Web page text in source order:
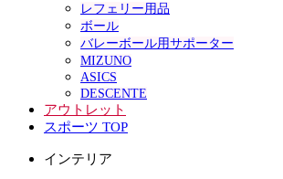
レフェリー用品
ボール
バレーボール用サポーター
MIZUNO
ASICS
DESCENTE
アウトレット
スポーツ TOP
インテリア